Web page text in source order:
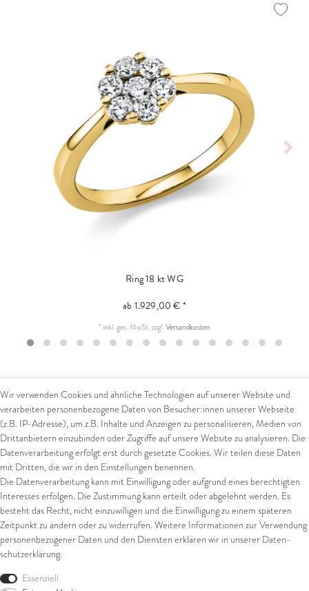
Ring 18 kt WG
ab 1.929,00 € *
* inkl. ges. MwSt.zzgl.Versandkosten
Kontakt
Kontaktformular
Arena in Arte GmbH
Marktgasse 2,
8600 Dübendorf
Tel: +41 44 821 60 40
E-Mail:info@goldschmiede-
arena.com
Rechtliches
AGB
Impressum
Datenschutz
Widerrufsrecht
Zahlung und Versand
Widerrufsformular
Wir verwenden Cookies und ähnliche Technologien auf unserer Website und
verarbeiten personenbezogene Daten von Besucher:innen unserer Webseite
(z.B. IP-Adresse), um z.B. Inhalte und Anzeigen zu personalisieren, Medien von
Drittanbietern einzubinden oder Zugriffe auf unsere Website zu analysieren. Die
Datenverarbeitung erfolgt erst durch gesetzte Cookies. Wir teilen diese Daten
mit Dritten, die wir in den Einstellungen benennen.
Die Datenverarbeitung kann mit Einwilligung oder aufgrund eines berechtigten
Interesses erfolgen. Die Zustimmung kann erteilt oder abgelehnt werden. Es
besteht das Recht, nicht einzuwilligen und die Einwilligung zu einem späteren
Zeitpunkt zu ändern oder zu widerrufen. Weitere Informationen zur Verwendung
personenbezogener Daten und den Diensten erklären wir in unserer Daten­
schutz­erklärung.
Essenziell